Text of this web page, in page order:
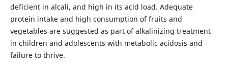
deficient in alcali, and high in its acid load. Adequate
protein intake and high consumption of fruits and
vegetables are suggested as part of alkalinizing treatment
in children and adolescents with metabolic acidosis and
failure to thrive.